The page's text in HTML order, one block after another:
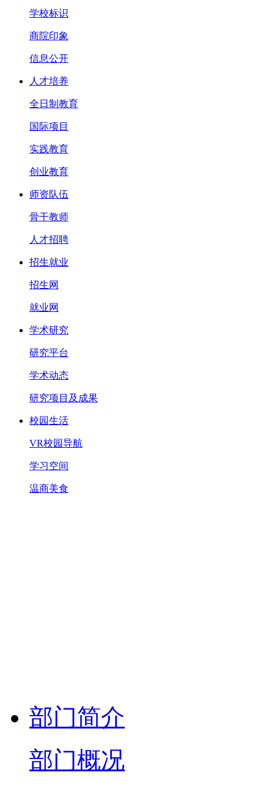
学校标识
商院印象
信息公开
人才培养
全日制教育
国际项目
实践教育
创业教育
师资队伍
骨干教师
人才招聘
招生就业
招生网
就业网
学术研究
研究平台
学术动态
研究项目及成果
校园生活
VR校园导航
学习空间
温商美食
部门简介
部门概况